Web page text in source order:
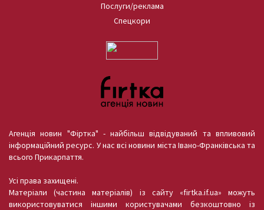
Послуги/реклама
Спецкори
Агенція новин "Фіртка" - найбільш відвідуваний та впливовий
інформаційний ресурс. У нас всі новини міста Івано-Франківська та
всього Прикарпаття.
Усі права захищені.
Матеріали (частина матеріалів) із сайту «firtka.if.ua» можуть
використовуватися іншими користувачами безкоштовно із